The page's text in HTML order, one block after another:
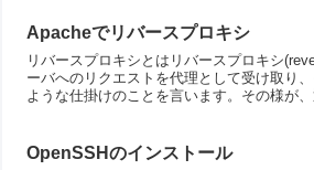
Apacheでリバースプロキシ
リバースプロキシとはリバースプロキシ
ーバへのリクエストを代理として受け取り
ような仕掛けのことを言います。その様が
OpenSSHのインストール